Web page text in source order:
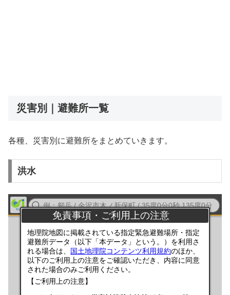
災害別｜避難所一覧
各種、災害別に避難所をまとめていきます。
洪水